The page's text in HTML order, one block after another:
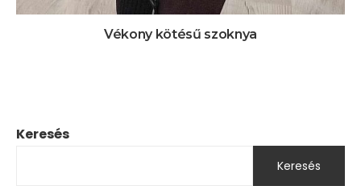
Keresés
Keresés
Vékony kötésű szoknya